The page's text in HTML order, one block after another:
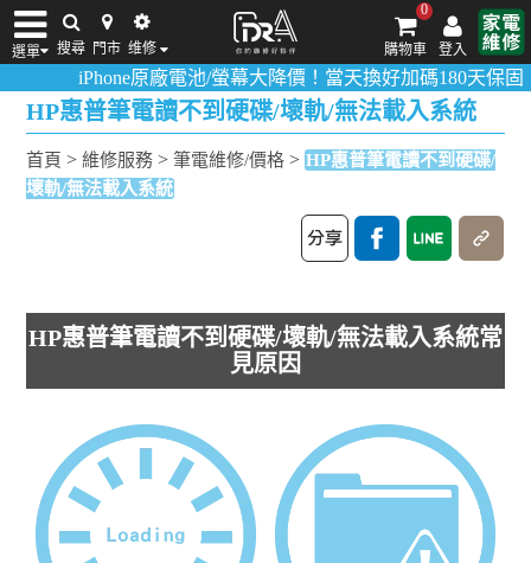
選單 搜尋 門市 维修 登入
0
購物車
iPhone維修/價格 筆電維修/價格 Android手機維修/價格 MacBook維修/價
iPhone原廠電池/螢幕大降價！當天換好加碼180天保固！活動
HP惠普筆電讀不到硬碟/壞軌/無法載入系統
首頁 >維修服務 >筆電維修/價格 > HP惠普筆電讀不到硬碟/
壞軌/無法載入系統
HP惠普筆電讀不到硬碟/壞軌/無法載入系統常
見原因